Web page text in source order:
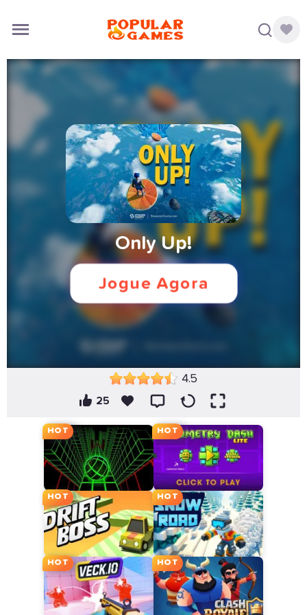
4.5
25
HOT HOT
HOT HOT
HOT HOT